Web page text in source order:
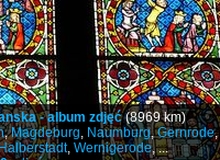
- album zdjęć(8969 km)
,Magdeburg, Naumburg,Gernrode,
, Wernigerode, ...